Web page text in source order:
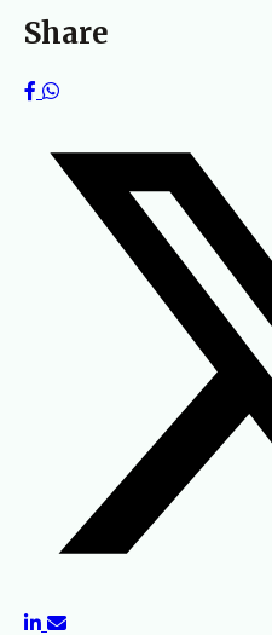
Share